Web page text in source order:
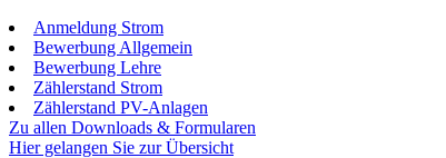
Anmeldung Strom
Bewerbung Allgemein
Bewerbung Lehre
Zählerstand Strom
Zählerstand PV-Anlagen
Zu allen Downloads & Formularen
Hier gelangen Sie zur Übersicht